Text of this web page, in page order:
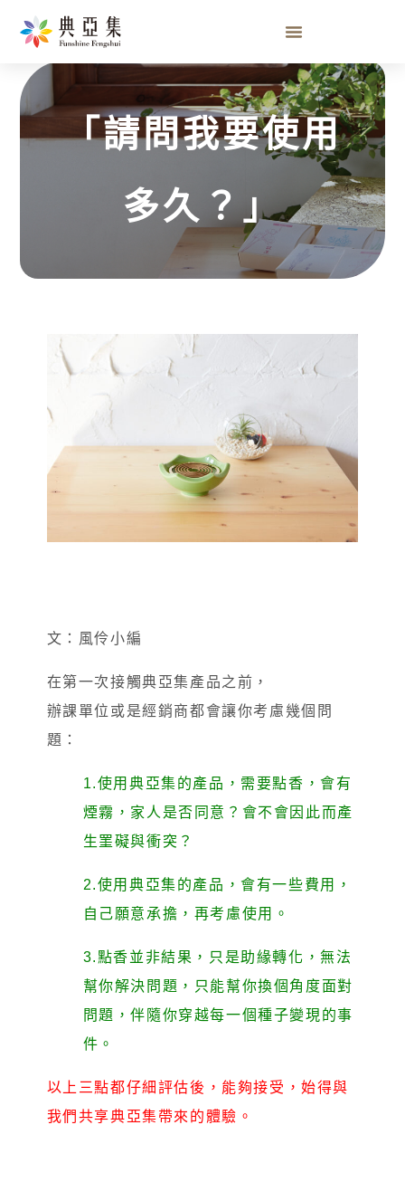
「請問我要使用多久？」
「請問我要使用
多久？」
文：風伶小編
在第一次接觸典亞集產品之前，
辦課單位或是經銷商都會讓你考慮幾個問
題：
1.使用典亞集的產品，需要點香，會有
煙霧，家人是否同意？會不會因此而產
生罣礙與衝突？
2.使用典亞集的產品，會有一些費用，
自己願意承擔，再考慮使用。
3.點香並非結果，只是助緣轉化，無法
幫你解決問題，只能幫你換個角度面對
問題，伴隨你穿越每一個種子變現的事
件。
以上三點都仔細評估後，能夠接受，始得與
我們共享典亞集帶來的體驗。